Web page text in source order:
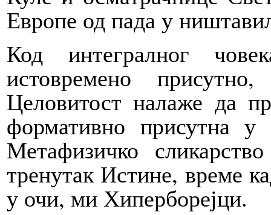
Европе од пада у
Код интегралног
истовремено
Целовитост налаже да
формативно присутна
Метафизичко
тренутак Истине, време
у очи, ми Хиперборејци.